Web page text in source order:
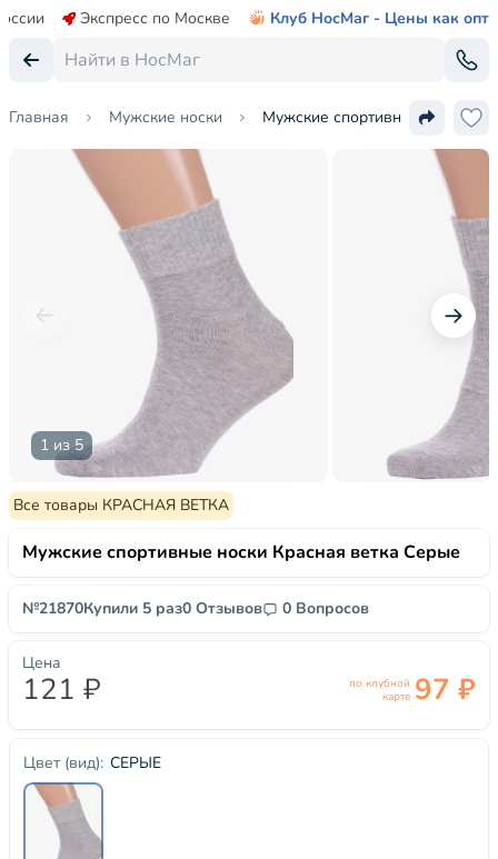
Экспресс по Москве Клуб НосМаг - Цены как опт
Главная Мужские носки Мужские спортивные носки
1 из 5
Все товары КРАСНАЯ ВЕТКА
Мужские спортивные носки Красная ветка Серые
№21870Купили 5 раз0 Отзывов 0 Вопросов
Цвет (вид): СЕРЫЕ
Цена
121 ₽
по клубной
карте 97 ₽